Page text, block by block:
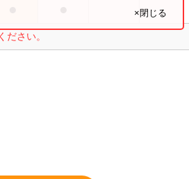
さい。
×閉じる